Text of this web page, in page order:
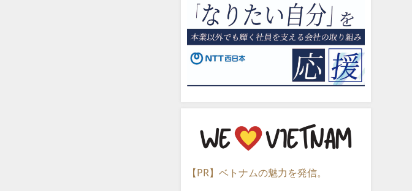
【PR】ベトナムの魅力を発信。